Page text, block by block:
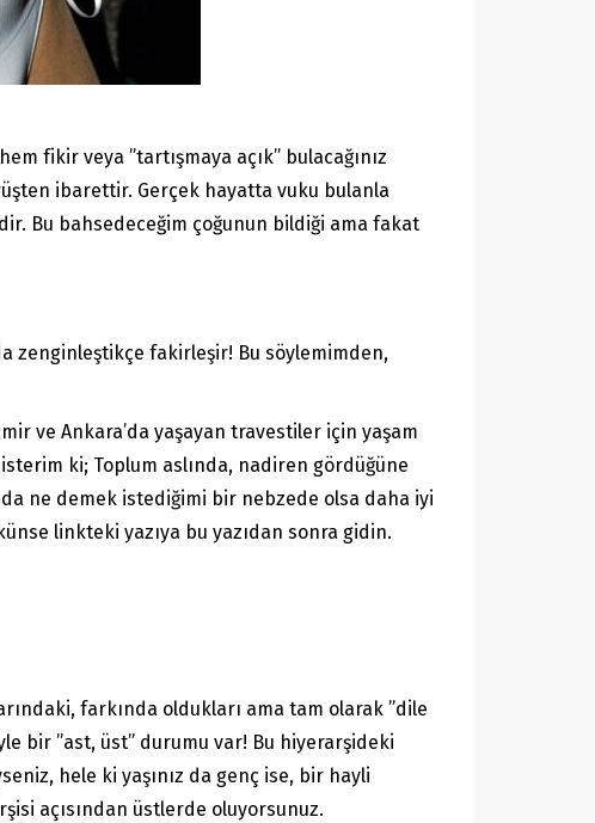
fikir veya ”tartışmaya açık” bulacağınız
ibarettir. Gerçek hayatta vuku bulanla
Bu bahsedeceğim çoğunun bildiği ama fakat
zenginleştikçe fakirleşir! Bu söylemimden,
ve Ankara’da yaşayan travestiler için yaşam
ki; Toplum aslında, nadiren gördüğüne
ne demek istediğimi bir nebzede olsa daha iyi
linkteki yazıya bu yazıdan sonra gidin.
farkında oldukları ama tam olarak ”dile
bir ”ast, üst” durumu var! Bu hiyerarşideki
hele ki yaşınız da genç ise, bir hayli
açısından üstlerde oluyorsunuz.